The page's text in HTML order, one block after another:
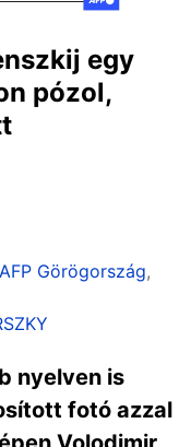
egy
pózol,
AFP Görögország,
nyelven is
fotó azzal